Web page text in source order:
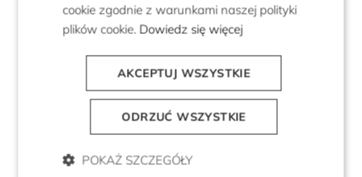
prezentować się najkorzystniej. Następnie
dopasuj model do charakteru uroczystości.
najbardziej do twarzy.
Sprawdź również, jaki materiał sprawdzi się
najlepiej podczas wykonywania określonych
integracyjnych. Na koniec przymierz kilka
cookie zgodnie z warunkami naszej polityki
plików cookie. Dowiedz się więcej
AKCEPTUJ WSZYSTKIE
ODRZUĆ WSZYSTKIE
POKAŻ SZCZEGÓŁY